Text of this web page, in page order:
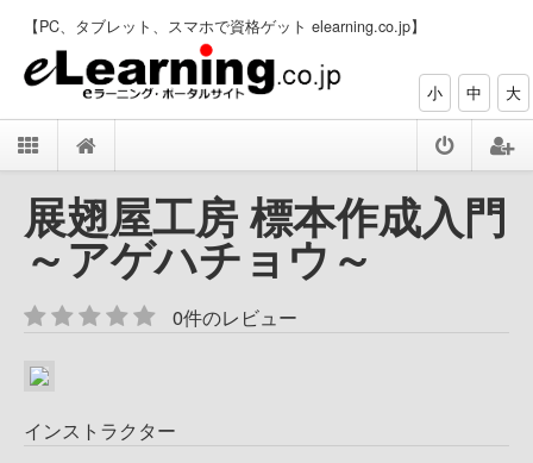
【PC、タブレット、スマホで資格ゲット elearning.co.jp】
小 中 大
展翅屋工房 標本作成入門
～アゲハチョウ～
0件のレビュー
インストラクター